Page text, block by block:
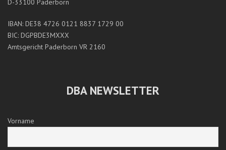
D-33100 Paderborn
IBAN: DE38 4726 0121 8837 1729 00
BIC: DGPBDE3MXXX
Amtsgericht Paderborn VR 2160
DBA NEWSLETTER
Vorname